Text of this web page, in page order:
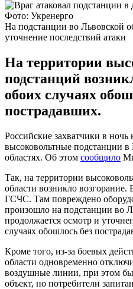
Фото: Укренерго
На подстанции во Львовской
уточнение последствий атаки
На территории
подстанций
обоих случаях
пострадавших.
Российские захватчики в ночь
высоковольтные подстанции
областях. Об этом сообщило
Так, на территории
области возникло
ГСЧС. Там повреждено
произошло на подстанции во
продолжается осмотр и
случаях обошлось без
Кроме того, из-за боевых
области одновременно
воздушные линии, при этом
объект, но потребители